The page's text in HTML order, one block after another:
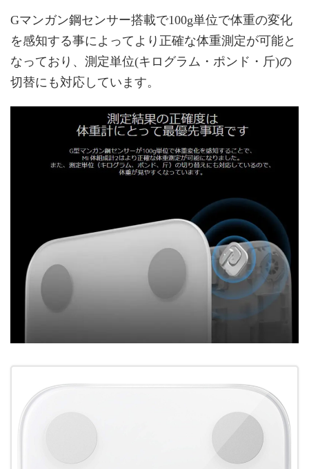
Gマンガン鋼センサー搭載で100g単位で体重の変化
を感知する事によってより正確な体重測定が可能と
なっており、測定単位(キログラム・ポンド・斤)の
切替にも対応しています。